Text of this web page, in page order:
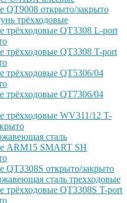
открыто/закрыто
трёхходовые
трёхходовые QT3308 L-port
QT3308 T-port
QT5306/04
QT7306/04
WV311/12 T-
сталь
ARM15 SMART SH
открыто/закрыто
сталь трехходовые
QT3308S T-port